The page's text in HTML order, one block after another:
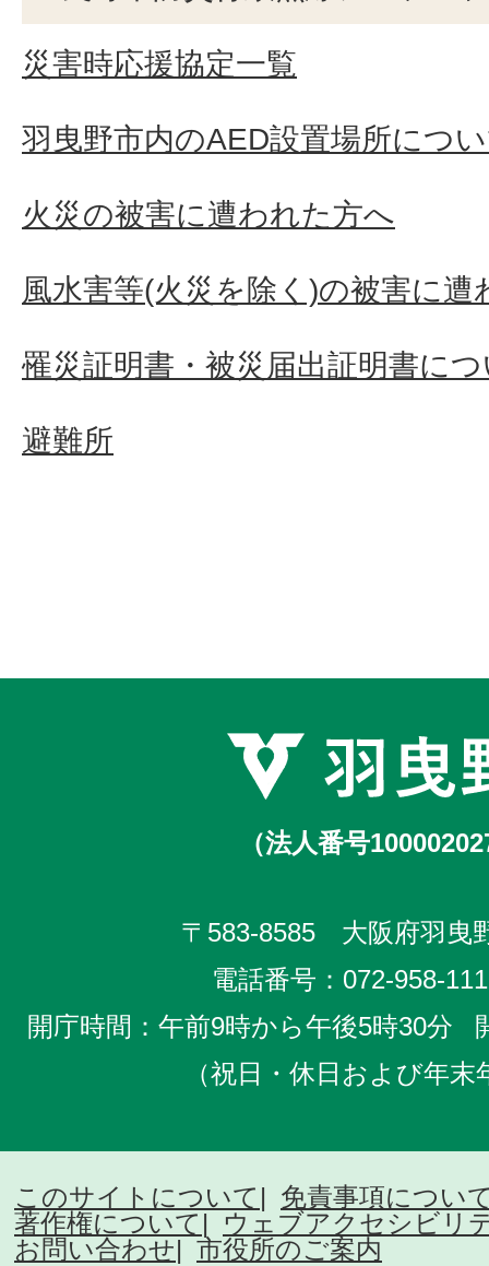
災害時応援協定一覧
羽曳野市内のAED設置場所につ
火災の被害に遭われた方へ
風水害等(火災を除く)の被害に遭
罹災証明書・被災届出証明書に
避難所
（法人番号
〒583-8585 大阪府羽曳
電話番号： 072-958-
開庁時間：午前9時から午後5時30分
（祝日・休日および年
このサイトについて
免責事項につい
著作権について
ウェブアクセシビリ
お問い合わせ
市役所のご案内